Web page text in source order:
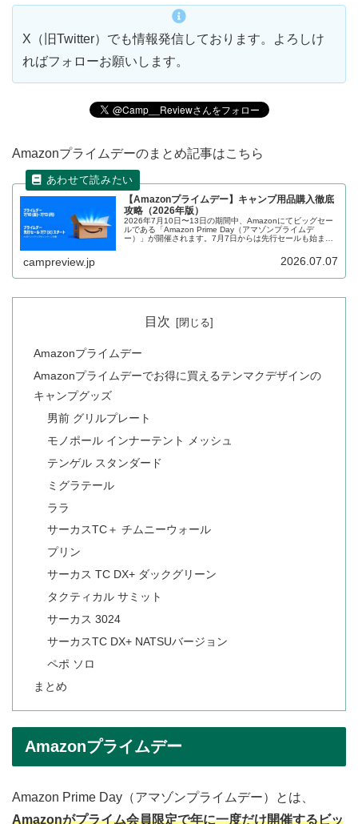
X（旧Twitter）でも情報発信しております。よろしけ
ればフォローお願いします。
Amazonプライムデーのまとめ記事はこちら
【Amazonプライムデー】キャンプ用品購入徹底
攻略（2026年版）
2026年7月10日〜13日の期間中、Amazonにてビッグセー
ルである「Amazon Prime Day（アマゾンプライムデ
ー）」が開催されます。7月7日からは先行セールも始まり
セール前の準備、セール対象となっている商品をまとめま
campreview.jp 2026.07.07
目次
Amazonプライムデー
Amazonプライムデーでお得に買えるテンマクデザインの
キャンプグッズ
男前 グリルプレート
モノポール インナーテント メッシュ
テンゲル スタンダード
ミグラテール
ララ
サーカスTC＋ チムニーウォール
プリン
サーカス TC DX+ ダックグリーン
タクティカル サミット
サーカス 3024
サーカスTC DX+ NATSUバージョン
ペポ ソロ
まとめ
Amazonプライムデー
Amazon Prime Day（アマゾンプライムデー）とは、
Amazonがプライム会員限定で年に一度だけ開催するビッ